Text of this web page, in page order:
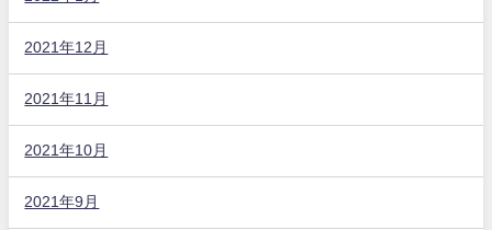
2021年12月
2021年11月
2021年10月
2021年9月